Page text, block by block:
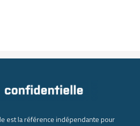
est la référence indépendante pour